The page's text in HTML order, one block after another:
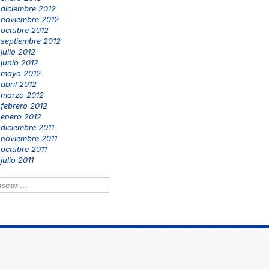
diciembre 2012
noviembre 2012
octubre 2012
septiembre 2012
julio 2012
junio 2012
mayo 2012
abril 2012
marzo 2012
febrero 2012
enero 2012
diciembre 2011
noviembre 2011
octubre 2011
julio 2011